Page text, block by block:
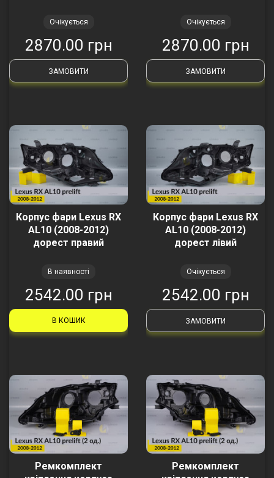
Очікується
2870.00 грн
ЗАМОВИТИ
Очікується
2870.00 грн
ЗАМОВИТИ
Корпус фари Lexus RX
AL10 (2008-2012)
дорест правий
В наявності
2542.00 грн
В КОШИК
Корпус фари Lexus RX
AL10 (2008-2012)
дорест лівий
Очікується
2542.00 грн
ЗАМОВИТИ
Ремкомплект
Ремкомплект